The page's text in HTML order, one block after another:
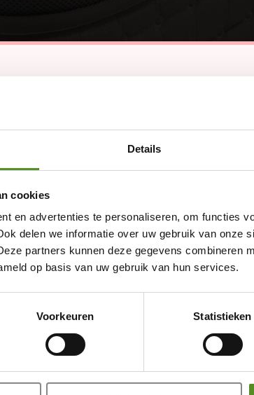
Details
cookies
en advertenties te personaliseren, om functies
delen we informatie over uw gebruik van onze
partners kunnen deze gegevens combineren
op basis van uw gebruik van hun services.
Voorkeuren Statistieken
Showroom Breda
Donderdag 12:00 – 17:00
Vrijdag 12:00 – 17:00
Zaterdag 12:00 – 17:00